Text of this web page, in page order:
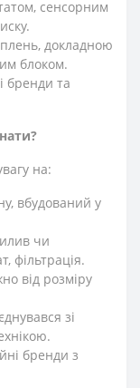
сенсорним
докладною
блоком.
бренди та
на:
вбудований у
чи
фільтрація.
від розміру
зі
бренди з